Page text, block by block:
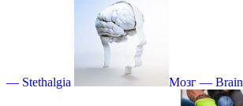
— Stethalgia Мозг — Brain